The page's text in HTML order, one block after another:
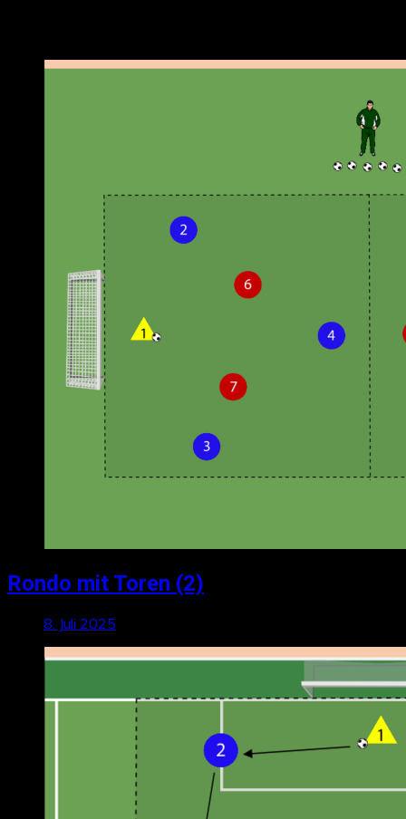
Rondo mit Toren (2)
8. Juli 2025